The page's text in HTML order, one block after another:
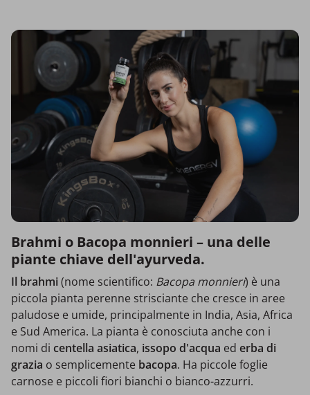
Brahmi o Bacopa monnieri – una delle
piante chiave dell'ayurveda.
Il brahmi(nome scientifico: Bacopa monnieri) è una
piccola pianta perenne strisciante che cresce in aree
paludose e umide, principalmente in India, Asia, Africa
e Sud America. La pianta è conosciuta anche con i
nomi di centella asiatica, issopo d'acqua ed erba di
grazia o semplicemente bacopa. Ha piccole foglie
carnose e piccoli fiori bianchi o bianco-azzurri.